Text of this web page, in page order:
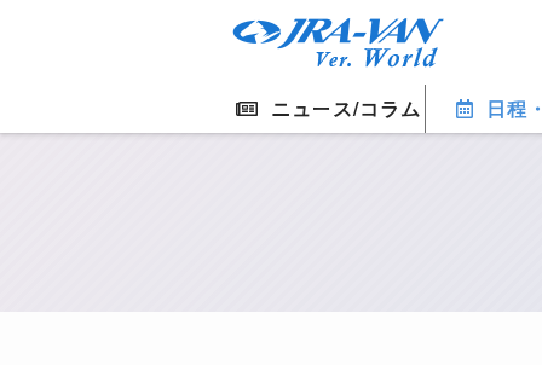
ニュース/コラム 日程